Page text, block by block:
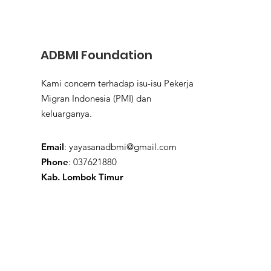
ADBMI Foundation
Kami concern terhadap isu-isu Pekerja
Migran Indonesia (PMI) dan
keluarganya.
Email: yayasanadbmi@gmail.com
Phone: 037621880
Kab. Lombok Timur